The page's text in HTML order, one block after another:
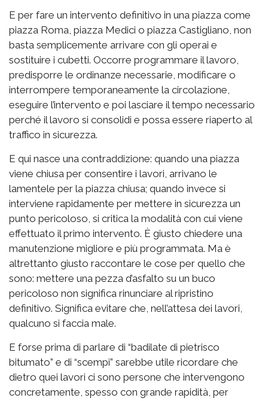
E per fare un intervento definitivo in una piazza come
piazza Roma, piazza Medici o piazza Castigliano, non
basta semplicemente arrivare con gli operai e
sostituire i cubetti. Occorre programmare il lavoro,
predisporre le ordinanze necessarie, modificare o
interrompere temporaneamente la circolazione,
eseguire l’intervento e poi lasciare il tempo necessario
perché il lavoro si consolidi e possa essere riaperto al
traffico in sicurezza.
E qui nasce una contraddizione: quando una piazza
viene chiusa per consentire i lavori, arrivano le
lamentele per la piazza chiusa; quando invece si
interviene rapidamente per mettere in sicurezza un
punto pericoloso, si critica la modalità con cui viene
effettuato il primo intervento. È giusto chiedere una
manutenzione migliore e più programmata. Ma è
altrettanto giusto raccontare le cose per quello che
sono: mettere una pezza d’asfalto su un buco
pericoloso non significa rinunciare al ripristino
definitivo. Significa evitare che, nell’attesa dei lavori,
qualcuno si faccia male.
E forse prima di parlare di “badilate di pietrisco
bitumato” e di “scempi” sarebbe utile ricordare che
dietro quei lavori ci sono persone che intervengono
concretamente, spesso con grande rapidità, per